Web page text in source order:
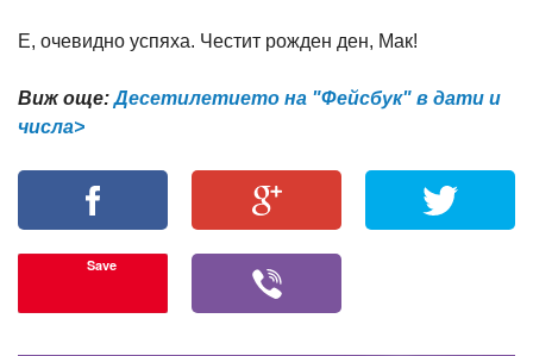
Е, очевидно успяха. Честит рожден ден, Мак!
Виж още:Десетилетието на "Фейсбук" в дати и
числа>
Save